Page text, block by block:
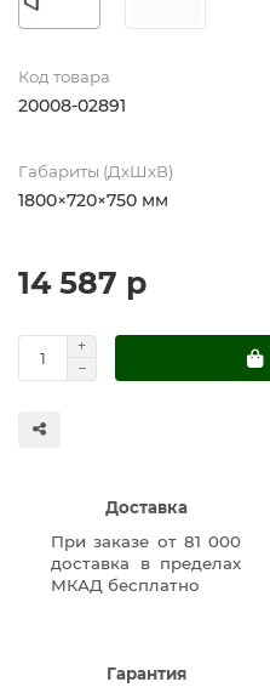
Код товара
20008-02891
Габариты (ДхШхВ)
1800×720×750 мм
14 587 р
Доставка
При заказе от 81 000
доставка в пределах
МКАД бесплатно
Гарантия